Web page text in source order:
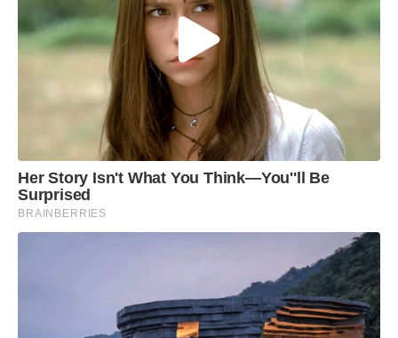
Her Story Isn't What You Think—You''ll Be
Surprised
BRAINBERRIES